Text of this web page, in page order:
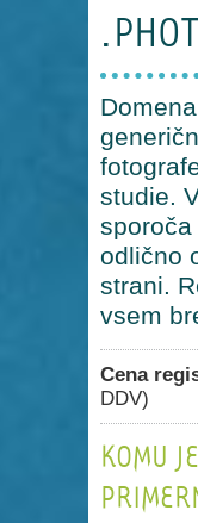
studie.
odlično
strani.
vsem
Cena
DDV)
KOMU